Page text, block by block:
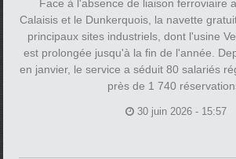
Face à l'absence de liaison ferroviaire
Calaisis et le Dunkerquois, la navette
principaux sites industriels, dont l'usine
est prolongée jusqu'à la fin de l'année.
en janvier, le service a séduit 80 salariés
près de 1 740
30 juin 2026 - 15:57